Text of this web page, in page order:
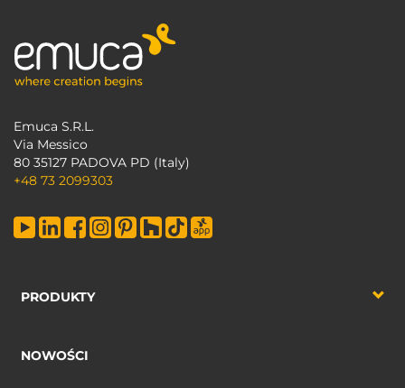
Emuca S.R.L.
Via Messico
80 35127 PADOVA PD (Italy)
+48 73 2099303
PRODUKTY
NOWOŚCI